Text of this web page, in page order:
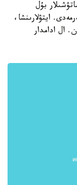
- 100 جىل. ساتۋشىلار بۇل
ايتۋلارىنشا،
ال ادامدار